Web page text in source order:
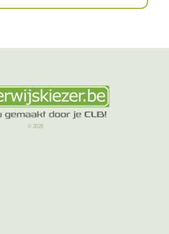
© 2026